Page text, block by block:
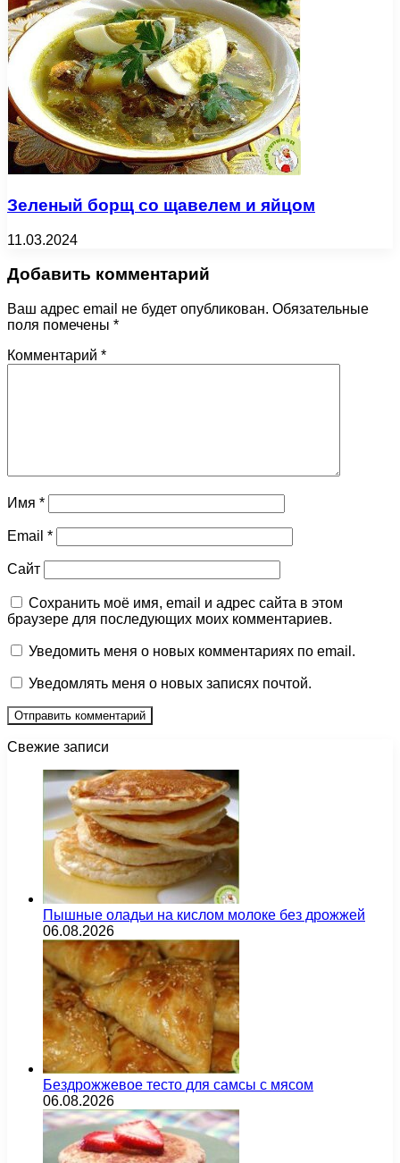
Зеленый борщ со щавелем и яйцом
11.03.2024
Добавить комментарий
Ваш адрес email не будет опубликован. Обязательные
поля помечены *
Комментарий *
Имя *
Email *
Сайт
Сохранить моё имя, email и адрес сайта в этом
браузере для последующих моих комментариев.
Уведомить меня о новых комментариях по email.
Уведомлять меня о новых записях почтой.
Свежие записи
Пышные оладьи на кислом молоке без дрожжей
06.08.2026
Бездрожжевое тесто для самсы с мясом
06.08.2026